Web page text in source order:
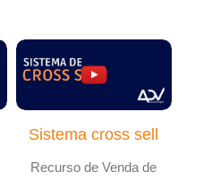
Sistema cross sell
Recurso de Venda de